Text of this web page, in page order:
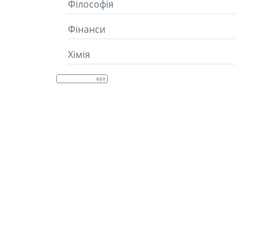
Філософія
Фінанси
Хімія